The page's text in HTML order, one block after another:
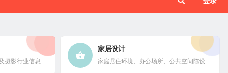
摄影行业信息
家居设计
家庭居住环境、办公场所、公共空间陈设风格以设计搭配